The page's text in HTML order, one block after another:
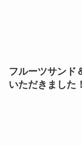
フルーツサンド
いただきました！